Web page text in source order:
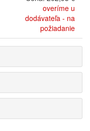
overíme u
dodávateľa - na
požiadanie